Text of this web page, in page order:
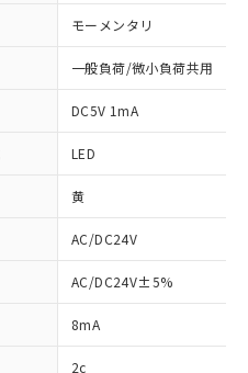
モーメンタリ
一般負荷/微小負荷共用
DC5V 1mA
LED
黄
AC/DC24V
AC/DC24V±5%
8mA
2c